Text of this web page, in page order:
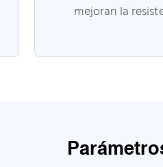
mejoran la